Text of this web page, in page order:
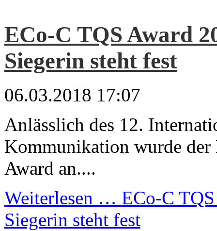
ECo-C TQS Award
Siegerin steht fest
06.03.2018 17:07
Anlässlich des 12.
Kommunikation wurde der
Award an....
Weiterlesen … ECo-C
Siegerin steht fest